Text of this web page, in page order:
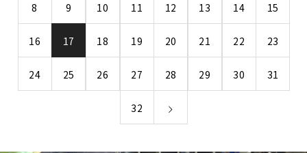
8 9 10 11 12 13 14 15
16 17 18 19 20 21 22 23
24 25 26 27 28 29 30 31
32